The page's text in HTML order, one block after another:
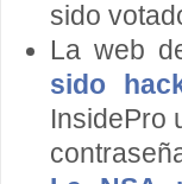
sido
La web
sido
InsidePro